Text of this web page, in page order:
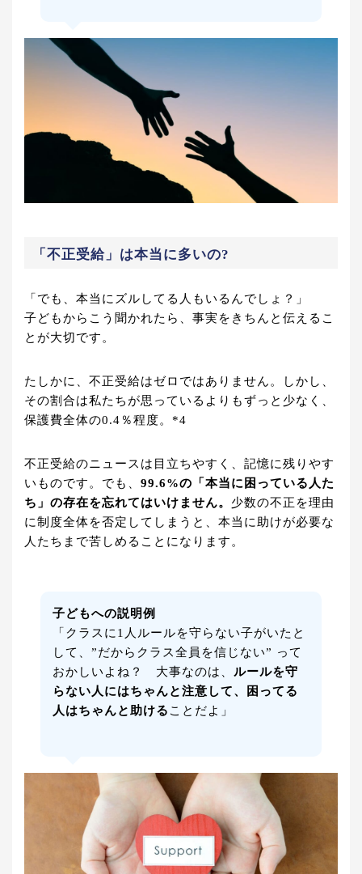
「不正受給」は本当に多いの?
「でも、本当にズルしてる人もいるんでしょ？」
子どもからこう聞かれたら、事実をきちんと伝えるこ
とが大切です。
たしかに、不正受給はゼロではありません。しかし、
その割合は私たちが思っているよりもずっと少なく、
保護費全体の0.4％程度。*4
不正受給のニュースは目立ちやすく、記憶に残りやす
いものです。でも、 99.6%の「本当に困っている人た
ち」の存在を忘れてはいけません。 少数の不正を理由
に制度全体を否定してしまうと、本当に助けが必要な
人たちまで苦しめることになります。
子どもへの説明例
「クラスに1人ルールを守らない子がいたと
して、”だからクラス全員を信じない” って
おかしいよね？ 大事なのは、 ルールを守
らない人にはちゃんと注意して、困ってる
人はちゃんと助ける ことだよ」